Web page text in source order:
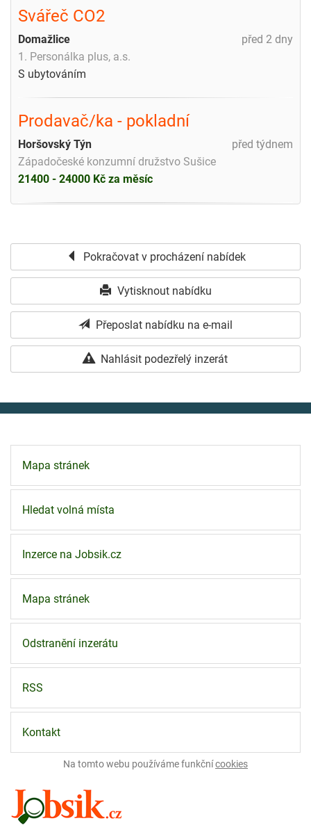
Svářeč CO2
před 2 dny
Domažlice
1. Personálka plus, a.s.
S ubytováním
Prodavač/ka - pokladní
před týdnem
Horšovský Týn
Západočeské konzumní družstvo Sušice
21400 - 24000 Kč za měsíc
Pokračovat v procházení nabídek
Vytisknout nabídku
Přeposlat nabídku na e-mail
Nahlásit podezřelý inzerát
Mapa stránek
Hledat volná místa
Inzerce na Jobsik.cz
Mapa stránek
Odstranění inzerátu
RSS
Kontakt
Na tomto webu používáme funkčnícookies